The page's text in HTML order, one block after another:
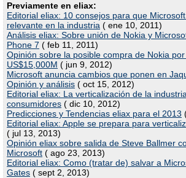
Previamente en eliax:
Editorial eliax: 10 consejos para que
relevante en la industria ( ene 10, 2011)
Análisis eliax: Sobre unión de Nokia y
Phone 7 ( feb 11, 2011)
Opinión sobre la posible compra de Nokia
US$15,000M ( jun 9, 2012)
Microsoft anuncia cambios que ponen en
Opinión y análisis ( oct 15, 2012)
Editorial eliax: La verticalización de la
consumidores ( dic 10, 2012)
Predicciones y Tendencias eliax para el 2013
Editorial eliax: Apple se prepara para
( jul 13, 2013)
Opinión eliax sobre salida de Steve Ballmer
Microsoft ( ago 23, 2013)
Editorial eliax: Como (tratar de) salvar a
Gates ( sept 2, 2013)